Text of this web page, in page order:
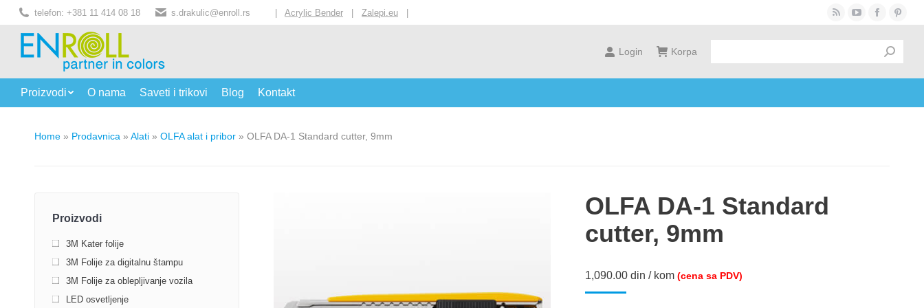
telefon: +381 11 414 08 18 s.drakulic@enroll.rs | Acrylic Bender | Zalepi.eu |
window
YouTube
window
Facebook
opens
window
Login Korpa
Proizvodi O nama Saveti i trikovi Blog Kontakt
Home » Prodavnica » Alati » OLFA alat i pribor » OLFA DA-1 Standard cutter, 9mm
OLFA DA-1 Standard
cutter, 9mm
1,090.00din / kom (cena sa PDV)
Proizvodi
3M Kater folije
3M Folije za digitalnu štampu
3M Folije za oblepljivanje vozila
LED osvetljenje